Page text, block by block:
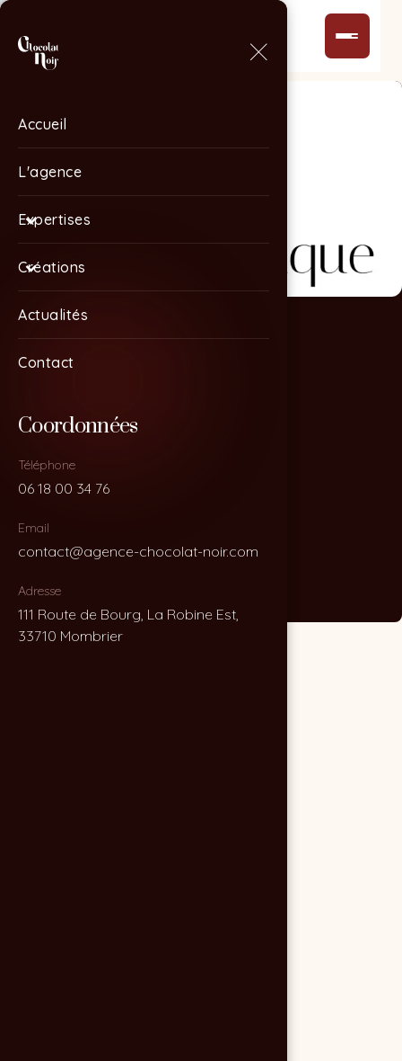
Accueil
L'agence
Expertises
Créations
Actualités
Contact
Coordonnées
Téléphone
06 18 00 34 76
Email
contact@agence-chocolat-noir.com
Adresse
111 Route de Bourg, La Robine Est,
33710 Mombrier
Accueil
L'agence
Expertises
Créations
Actualités
Contact
Coordonnées
Téléphone
06 18 00 34 76
Email
contact@agence-chocolat-noir.com
Adresse
111 Route de Bourg, La Robine Est,
33710 Mombrier